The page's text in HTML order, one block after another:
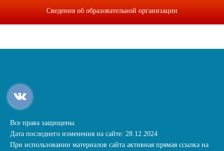
Сведения об образовательной организации
Все права защищены.
Дата последнего изменения на сайте: 28.12.2024
При использовании материалов сайта активная прямая ссылка на